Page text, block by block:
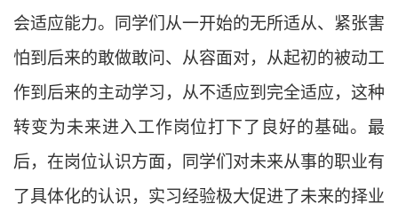
会适应能力。同学们从一开始的无所适从、紧张害
怕到后来的敢做敢问、从容面对，从起初的被动工
作到后来的主动学习，从不适应到完全适应，这种
转变为未来进入工作岗位打下了良好的基础。最
后，在岗位认识方面，同学们对未来从事的职业有
了具体化的认识，实习经验极大促进了未来的择业